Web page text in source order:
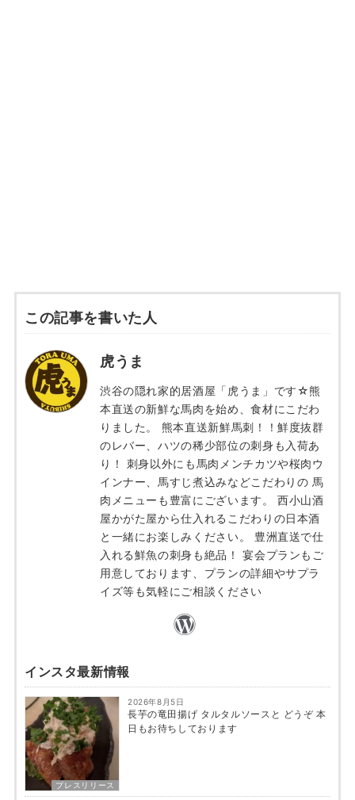
この記事を書いた人
虎うま
渋谷の隠れ家的居酒屋「虎うま」です☆熊
本直送の新鮮な馬肉を始め、食材にこだわ
りました。 熊本直送新鮮馬刺！！鮮度抜群
のレバー、ハツの稀少部位の刺身も入荷あ
り！ 刺身以外にも馬肉メンチカツや桜肉ウ
インナー、馬すじ煮込みなどこだわりの 馬
肉メニューも豊富にございます。 西小山酒
屋かがた屋から仕入れるこだわりの日本酒
と一緒にお楽しみください。 豊洲直送で仕
入れる鮮魚の刺身も絶品！ 宴会プランもご
用意しております、プランの詳細やサプラ
イズ等も気軽にご相談ください
インスタ最新情報
プレスリリース
2026年8月5日
長芋の竜田揚げ タルタルソースと どうぞ 本
日もお待ちしております